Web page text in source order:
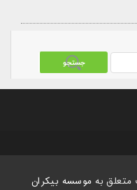
به موسسه بیکران